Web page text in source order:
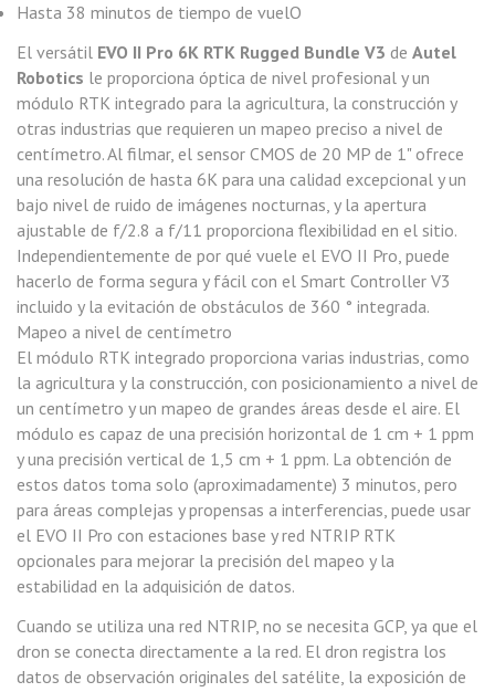
Hasta 38 minutos de tiempo de vuelO
El versátil EVO II Pro 6K RTK Rugged Bundle V3 de Autel
Robotics le proporciona óptica de nivel profesional y un
módulo RTK integrado para la agricultura, la construcción y
otras industrias que requieren un mapeo preciso a nivel de
centímetro. Al filmar, el sensor CMOS de 20 MP de 1" ofrece
una resolución de hasta 6K para una calidad excepcional y un
bajo nivel de ruido de imágenes nocturnas, y la apertura
ajustable de f/2.8 a f/11 proporciona flexibilidad en el sitio.
Independientemente de por qué vuele el EVO II Pro, puede
hacerlo de forma segura y fácil con el Smart Controller V3
incluido y la evitación de obstáculos de 360 ° integrada.
Mapeo a nivel de centímetro
El módulo RTK integrado proporciona varias industrias, como
la agricultura y la construcción, con posicionamiento a nivel de
un centímetro y un mapeo de grandes áreas desde el aire. El
módulo es capaz de una precisión horizontal de 1 cm + 1 ppm
y una precisión vertical de 1,5 cm + 1 ppm. La obtención de
estos datos toma solo (aproximadamente) 3 minutos, pero
para áreas complejas y propensas a interferencias, puede usar
el EVO II Pro con estaciones base y red NTRIP RTK
opcionales para mejorar la precisión del mapeo y la
estabilidad en la adquisición de datos.
Cuando se utiliza una red NTRIP, no se necesita GCP, ya que el
dron se conecta directamente a la red. El dron registra los
datos de observación originales del satélite, la exposición de